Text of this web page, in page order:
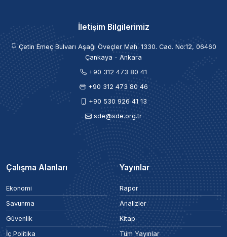
İletişim Bilgilerimiz
Çetin Emeç Bulvarı Aşağı Öveçler Mah. 1330. Cad. No:12, 06460
Çankaya - Ankara
+90 312 473 80 41
+90 312 473 80 46
+90 530 926 41 13
sde@sde.org.tr
Çalışma Alanları
Ekonomi
Savunma
Güvenlik
İç Politika
Yayınlar
Rapor
Analizler
Kitap
Tüm Yayınlar